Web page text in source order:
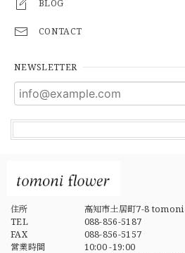
BLOG
CONTACT
NEWSLETTER
住所
高知市土居町7-8
TEL
088-856-5187
FAX
088-856-5157
営業時間
10:00 -19:00